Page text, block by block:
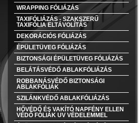
WRAPPING FÓLIÁZÁS
TAXIFÓLIÁZÁS - SZAKSZERŰ
TAXIFÓLIA ELTÁVOLÍTÁS
DEKORÁCIÓS FÓLIÁZÁS
ÉPÜLETÜVEG FÓLIÁZÁS
BIZTONSÁGI ÉPÜLETÜVEG FÓLIÁZÁS
BELÁTÁSVÉDŐ ABLAKFÓLIÁZÁS
ROBBANÁSVÉDŐ BIZTONSÁGI
ABLAKFÓLIÁK
SZILÁNKVÉDŐ ABLAKFÓLIÁZÁS
HŐVÉDŐ ÉS VAKÍTÓ NAPFÉNY ELLEN
VÉDŐ FÓLIÁK UV VÉDELEMMEL